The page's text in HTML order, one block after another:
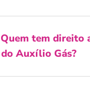
Quem tem direito
do Auxílio Gás?